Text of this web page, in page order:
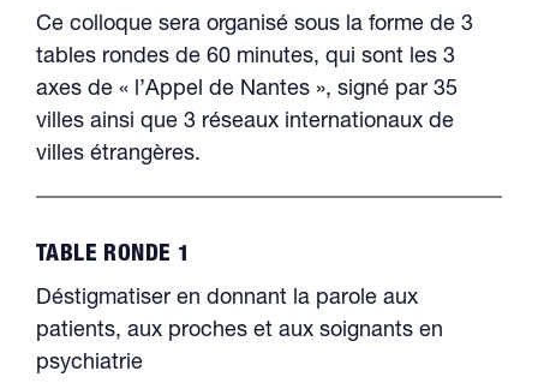
Ce colloque sera organisé sous la forme de 3
tables rondes de 60 minutes, qui sont les 3
axes de « l’Appel de Nantes », signé par 35
villes ainsi que 3 réseaux internationaux de
villes étrangères.​
TABLE RONDE 1
Déstigmatiser en donnant la parole aux
patients, aux proches et aux soignants en
psychiatrie